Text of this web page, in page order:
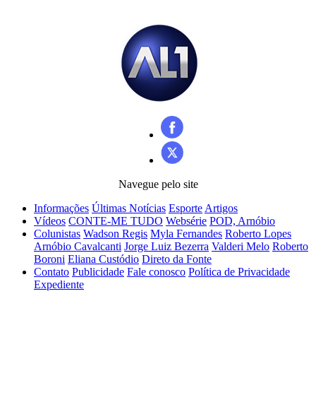
Navegue pelo site
Informações Últimas Notícias Esporte Artigos
Vídeos CONTE-ME TUDO Websérie POD, Arnóbio
Colunistas Wadson Regis Myla Fernandes Roberto Lopes
Arnóbio Cavalcanti Jorge Luiz Bezerra Valderi Melo Roberto
Boroni Eliana Custódio Direto da Fonte
Contato Publicidade Fale conosco Política de Privacidade
Expediente